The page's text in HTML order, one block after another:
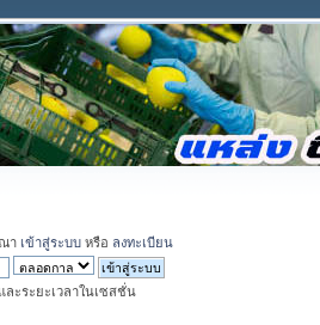
า เข้าสู่ระบบ หรือ ลงทะเบียน
ะระยะเวลาในเซสชั่น